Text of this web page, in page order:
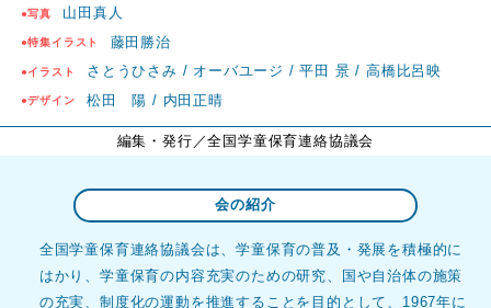
●写真 山田真人
●特集イラスト 藤田勝治
●イラスト さとうひさみ / オーバユージ / 平田 景 / 高橋比呂映
●デザイン 松田 陽 / 内田正晴
編集・発行 ／全国学童保育連絡協議会
会の紹介
全国学童保育連絡協議会は、学童保育の普及・発展を積極的に
はかり、学童保育の内容充実のための研究、国や自治体の施策
の充実、制度化の運動を推進することを目的として、1967年に